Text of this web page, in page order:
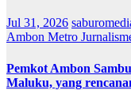
Jul 31, 2026
Ambon Metro
Pemkot Ambon
Maluku, yang